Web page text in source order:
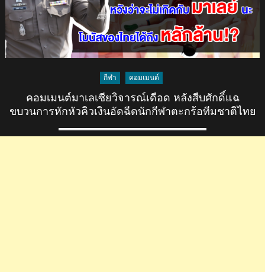
กีฬา คอมเมนต์
คอมเมนต์มาเลเซียวิจารณ์เดือด หลังสืบศักดิ์แฉ
ขบวนการหักหัวคิวเงินอัดฉีดนักกีฬาตะกร้อทีมชาติไทย